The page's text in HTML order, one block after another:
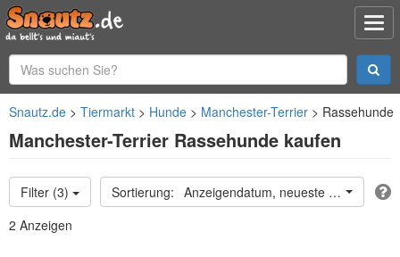
Snautz.de Tiermarkt Hunde Manchester-Terrier Rassehunde
Manchester-Terrier Rassehunde kaufen
Filter (3)
Anzeigendatum, neueste oben
2 Anzeigen